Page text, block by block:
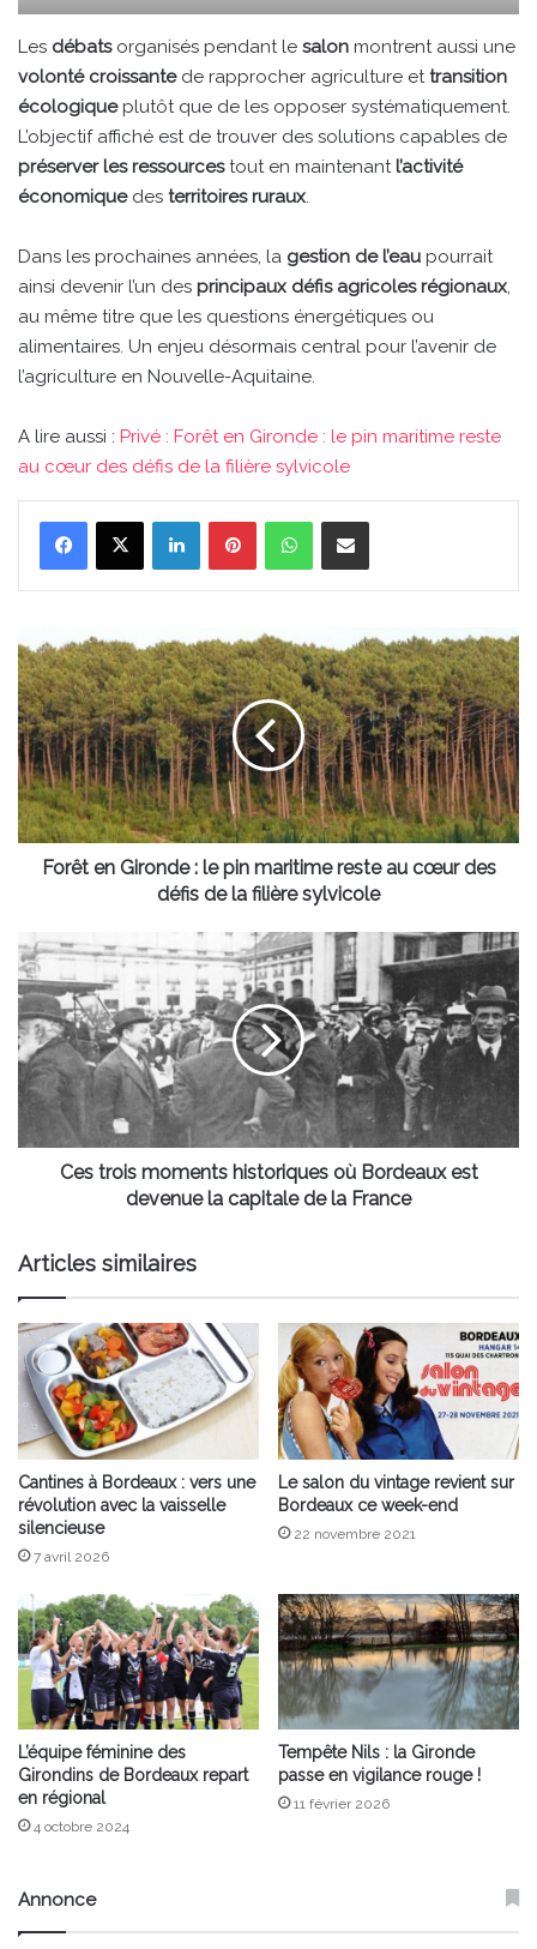
Les débats organisés pendant le salon montrent aussi une
volonté croissantede rapprocher agriculture ettransition
écologiqueplutôt que de les opposer systématiquement.
L’objectif affiché est de trouver des solutions capables de
préserver les ressourcestout en maintenantl’activité
économiquedes territoires ruraux.
Dans les prochaines années, la gestion de l’eau pourrait
ainsi devenir l’un des principaux défis agricoles régionaux,
au même titre que les questions énergétiques ou
alimentaires. Un enjeu désormais central pour l’avenir de
l’agriculture en Nouvelle-Aquitaine.
A lire aussi : Privé : Forêt en Gironde : le pin maritime reste
au cœur des défis de la filière sylvicole
LinkedinPinterestWhatsAppPartager par email
Forêt
en
Gironde
:
le
pin
maritime
reste
au
cœur
de
la
filière
sylvicole
Forêt en Gironde : le pin maritime reste au cœur des
défis de la filière sylvicole
Ces
trois
moments
historiques
où
Bordeaux
est
devenue
la
capitaleCes trois moments historiques où Bordeaux est
devenue la capitale de la France
Articles similaires
Cantines à Bordeaux : vers une
révolution avec la vaisselle
silencieuse
7 avril 2026
Le salon du vintage revient sur
Bordeaux ce week-end
22 novembre 2021
L’équipe féminine des
Girondins de Bordeaux repart
en régional
4 octobre 2024
Tempête Nils : la Gironde
passe en vigilance rouge !
11 février 2026
Annonce